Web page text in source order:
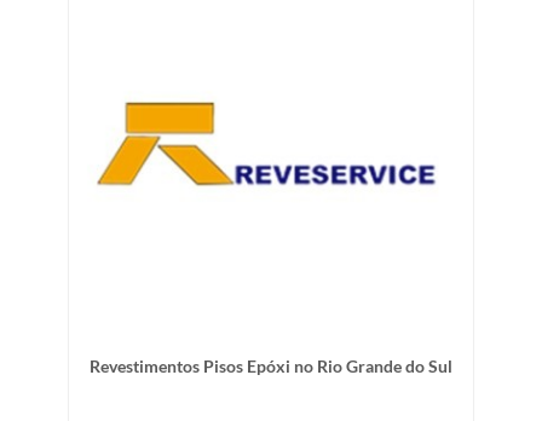
Revestimentos Pisos Epóxi no Rio Grande do Sul